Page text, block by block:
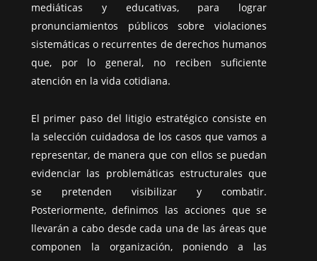
mediáticas y educativas, para lograr
pronunciamientos públicos sobre violaciones
sistemáticas o recurrentes de derechos humanos
que, por lo general, no reciben suficiente
atención en la vida cotidiana.
El primer paso del litigio estratégico consiste en
la selección cuidadosa de los casos que vamos a
representar, de manera que con ellos se puedan
evidenciar las problemáticas estructurales que
se pretenden visibilizar y combatir.
Posteriormente, definimos las acciones que se
llevarán a cabo desde cada una de las áreas que
componen la organización, poniendo a las